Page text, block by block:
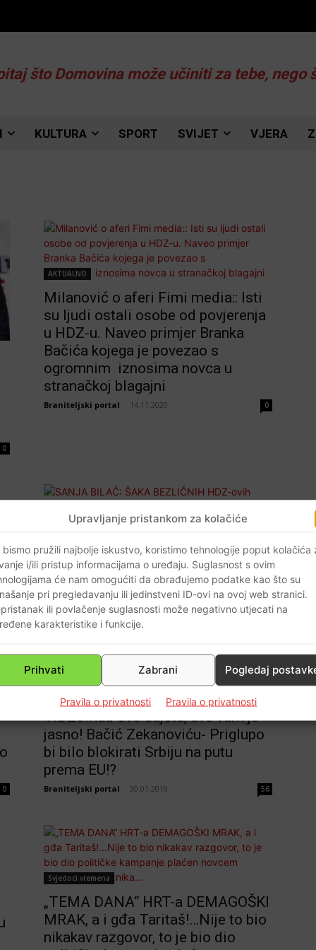
Upravljanje pristankom za kolačiće
bismo pružili najbolje iskustvo, koristimo tehnologije poput kolačića
i/ili pristup informacijama o uređaju. Suglasnost s ovim
će nam omogućiti da obrađujemo podatke kao što su
pri pregledavanju ili jedinstveni ID-ovi na ovoj web stranici.
ili povlačenje suglasnosti može negativno utjecati na
karakteristike i funkcije.
Prihvati Zabrani Pogledaj
Pravila o privatnosti Pravila o privatnosti
što Domovina može učiniti za tebe, nego
KULTURA SPORT SVIJET VJERA
0
AKTUALNO
Milanović o aferi Fimi media:: Isti
su ljudi ostali osobe od povjerenja
u HDZ-u. Naveo primjer Branka
Bačića kojega je povezao s
ogromnim iznosima novca u
stranačkoj blagajni
Braniteljski portal 14.11.2020 0
0
Dijaspora
SANJA BILAČ: ŠAKA BEZLIČNIH
HDZ-ovih IZRODA osta sjediti i
šutjeti na Pupovčeve riječi u
Saboru…
Braniteljski portal - 19.06.2019
0
VIDEO:Kad ovo čujete, sve vam je
jasno! Bačić Zekanoviću- Priglupo
bi bilo blokirati Srbiju na putu
prema EU!?
Braniteljski portal 30.01.2019 56
Svjedoci vremena
„TEMA DANA“ HRT-a DEMAGOŠKI
MRAK, a i gđa Taritaš!…Nije to bio
nikakav razgovor, to je bio dio